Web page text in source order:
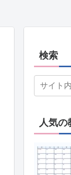
検索
人気の